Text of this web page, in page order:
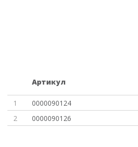
Артикул
1 0000090124
2
0000090126